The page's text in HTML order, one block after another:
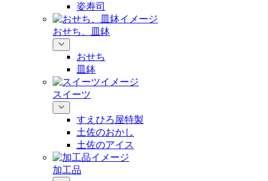
姿寿司
おせち、皿鉢
おせち
皿鉢
スイーツ
すえひろ屋特製
土佐のおかし
土佐のアイス
加工品